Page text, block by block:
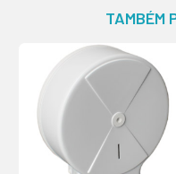
TAMBÉM